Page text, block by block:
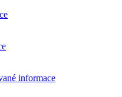
informace